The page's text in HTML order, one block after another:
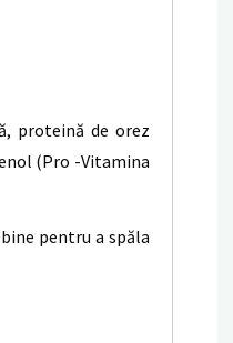
proteină de orez
(Pro -Vitamina
pentru a spăla